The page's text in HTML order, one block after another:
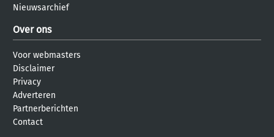
Nieuwsarchief
Over ons
Voor webmasters
Disclaimer
Privacy
Adverteren
Partnerberichten
Contact